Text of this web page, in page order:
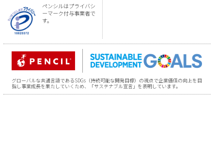
ペンシルはプライバシ
ーマーク付与事業者で
す。
グローバルな共通言語であるSDGs（持続可能な開発目標）の視点で企業価値の向上を目
指し事業成長を果たしていくため、「サステナブル宣言」を表明しています。